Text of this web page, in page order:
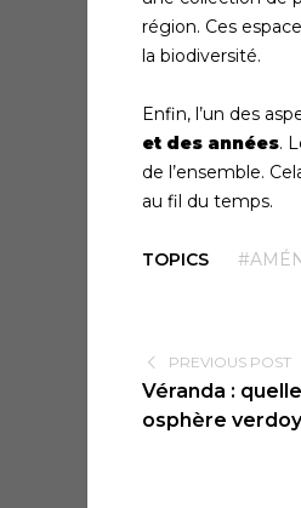
région. Ces
la biodiversité.
Enfin, l’un des
et des années.
de l’ensemble.
au fil du temps.
TOPICS
PREVIOUS POST
Véranda :
osphère